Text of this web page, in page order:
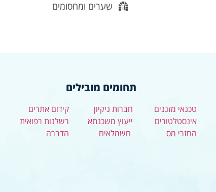
שערים ומחסומים
תחומים מובילים
טכנאי מזגנים
אינסטלטורים
החזרי מס
חברות ניקיון
ייעוץ משכנתא
חשמלאים
קידום אתרים
רשלנות רפואית
הדברה